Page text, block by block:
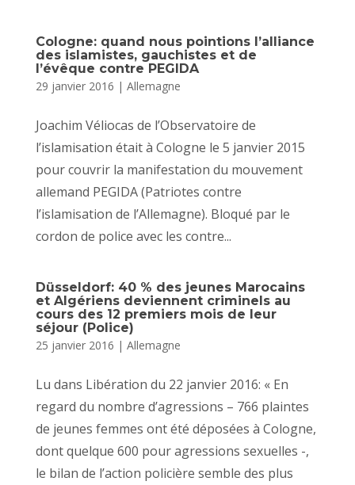
Cologne: quand nous pointions l’alliance
des islamistes, gauchistes et de
l’évêque contre PEGIDA
29 janvier 2016 | Allemagne
Joachim Véliocas de l’Observatoire de
l’islamisation était à Cologne le 5 janvier 2015
pour couvrir la manifestation du mouvement
allemand PEGIDA (Patriotes contre
l’islamisation de l’Allemagne). Bloqué par le
cordon de police avec les contre...
Düsseldorf: 40 % des jeunes Marocains
et Algériens deviennent criminels au
cours des 12 premiers mois de leur
séjour (Police)
25 janvier 2016 | Allemagne
Lu dans Libération du 22 janvier 2016: « En
regard du nombre d’agressions – 766 plaintes
de jeunes femmes ont été déposées à Cologne,
dont quelque 600 pour agressions sexuelles -,
le bilan de l’action policière semble des plus